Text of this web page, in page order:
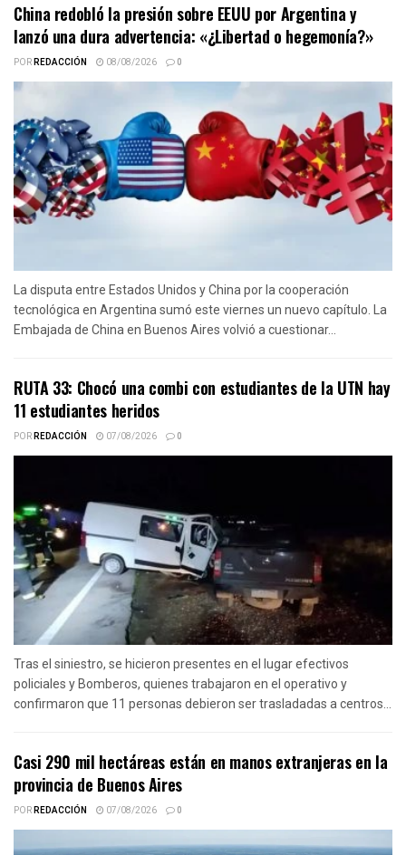
China redobló la presión sobre EEUU por Argentina y
lanzó una dura advertencia: «¿Libertad o hegemonía?»
PORREDACCIÓN 08/08/2026 0
La disputa entre Estados Unidos y China por la cooperación
tecnológica en Argentina sumó este viernes un nuevo capítulo. La
Embajada de China en Buenos Aires volvió a cuestionar...
RUTA 33: Chocó una combi con estudiantes de la UTN hay
11 estudiantes heridos
PORREDACCIÓN 07/08/2026 0
Tras el siniestro, se hicieron presentes en el lugar efectivos
policiales y Bomberos, quienes trabajaron en el operativo y
confirmaron que 11 personas debieron ser trasladadas a centros...
Casi 290 mil hectáreas están en manos extranjeras en la
provincia de Buenos Aires
PORREDACCIÓN 07/08/2026 0